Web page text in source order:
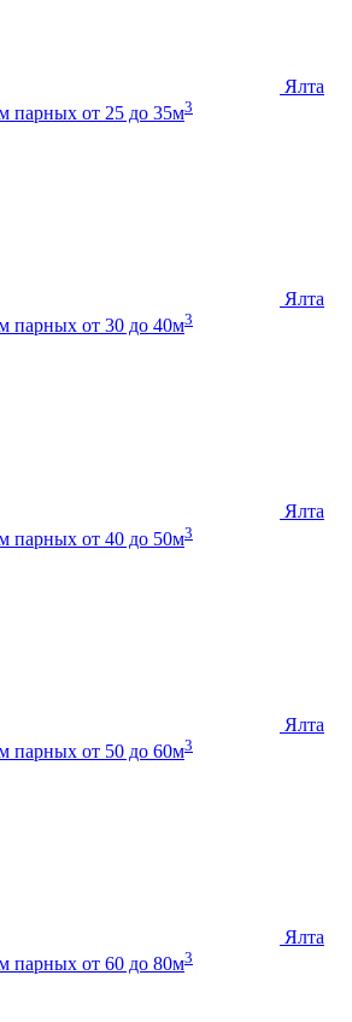
Ялта
парных от 25 до 35м3
Ялта
парных от 30 до 40м3
Ялта
парных от 40 до 50м3
Ялта
парных от 50 до 60м3
Ялта
парных от 60 до 80м3